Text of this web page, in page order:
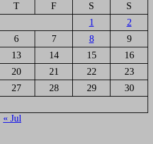
T F S
S
1
2
6 7 8
9
13 14 15
16
20 21 22
23
27 28 29
30
« Jul